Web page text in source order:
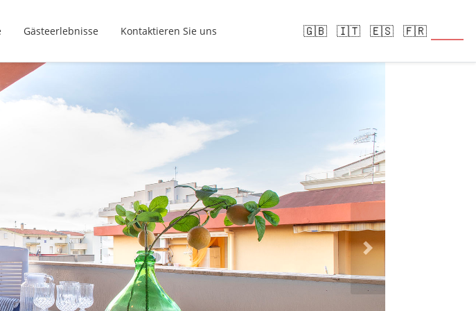
Gästeerlebnisse Kontaktieren Sie uns 🇬🇧 🇮🇹 🇪🇸 🇫🇷